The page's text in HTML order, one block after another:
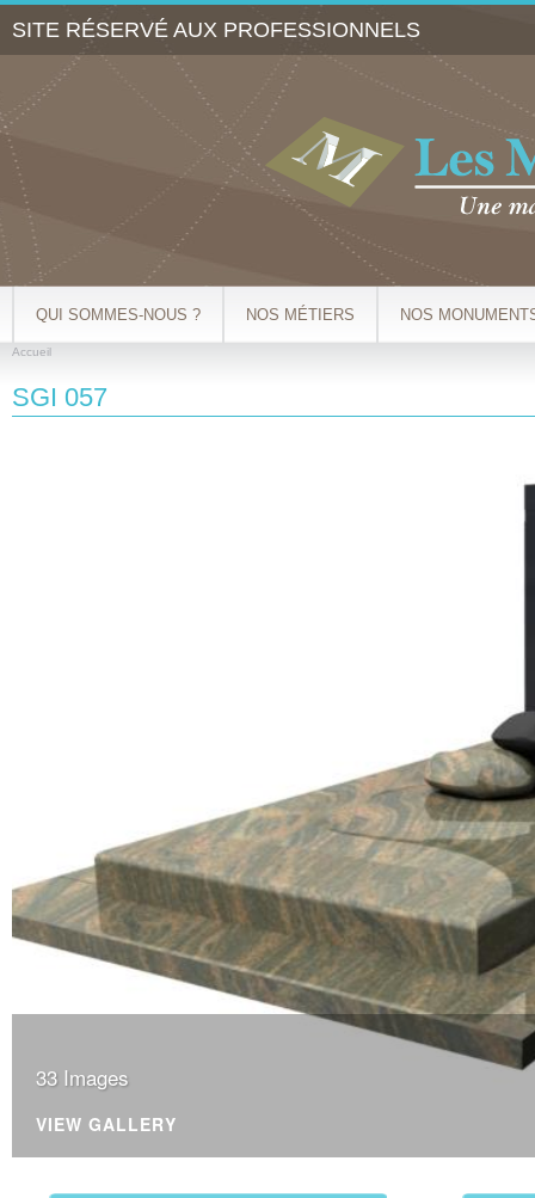
SITE RÉSERVÉ AUX PROFESSIONNELS
QUI SOMMES-NOUS ? NOS MÉTIERS NOS
Accueil
SGI 057
33 Images
VIEW GALLERY